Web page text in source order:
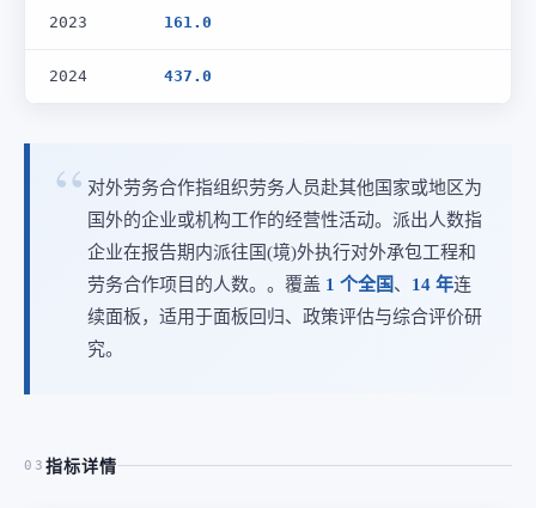
2023 161.0
2024 437.0
对外劳务合作指组织劳务人员赴其他国家或地区为
国外的企业或机构工作的经营性活动。派出人数指
企业在报告期内派往国(境)外执行对外承包工程和
劳务合作项目的人数。。覆盖 1 个全国、 14 年连
续面板，适用于面板回归、政策评估与综合评价研
究。
03 指标详情